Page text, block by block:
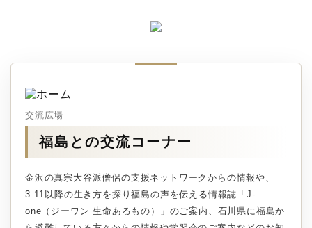
交流広場
福島との交流コーナー
金沢の真宗大谷派僧侶の支援ネットワークからの情報や、
3.11以降の生き方を探り福島の声を伝える情報誌「J-
one（ジーワン 生命あるもの）」のご案内、石川県に福島か